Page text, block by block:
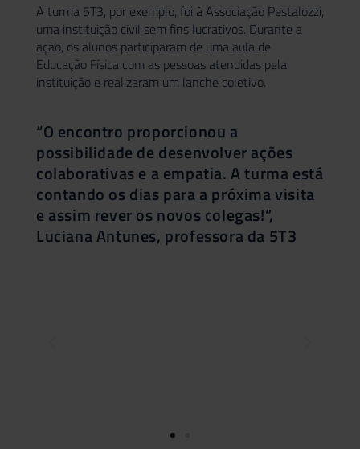
A turma 5T3, por exemplo, foi à Associação Pestalozzi,
uma instituição civil sem fins lucrativos. Durante a
ação, os alunos participaram de uma aula de
Educação Física com as pessoas atendidas pela
instituição e realizaram um lanche coletivo.
“O encontro proporcionou a
possibilidade de desenvolver ações
colaborativas e a empatia. A turma está
contando os dias para a próxima visita
e assim rever os novos colegas!”,
Luciana Antunes, professora da 5T3